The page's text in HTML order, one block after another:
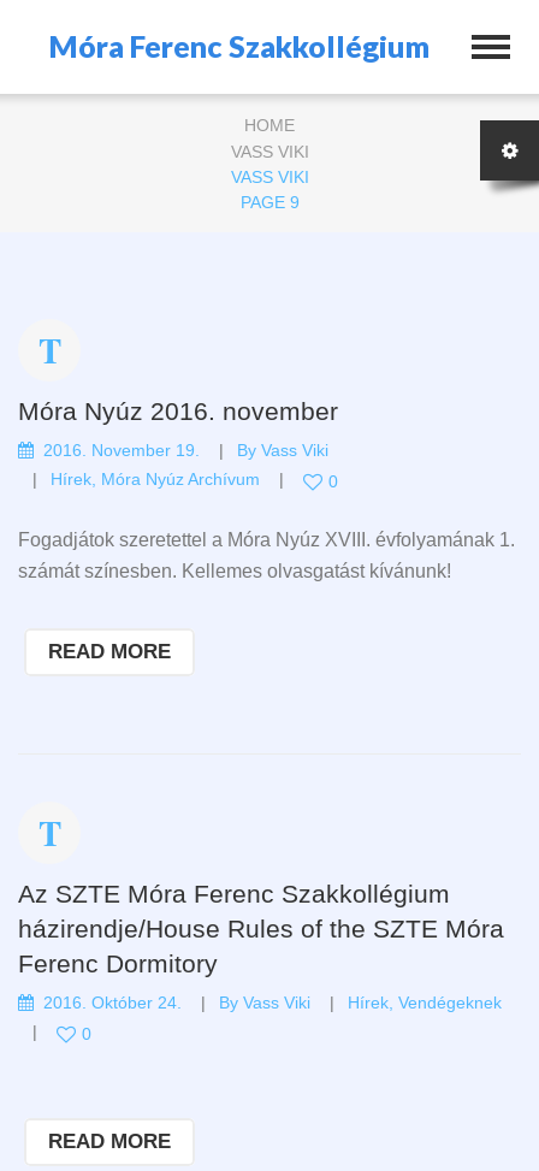
Móra Ferenc Szakkollégium
HOME
VASS VIKI
VASS VIKI
PAGE 9
Móra Nyúz 2016. november
2016. November 19. By Vass Viki
Hírek, Móra Nyúz Archívum 0
Fogadjátok szeretettel a Móra Nyúz XVIII. évfolyamának 1.
számát színesben. Kellemes olvasgatást kívánunk!
READ MORE
Az SZTE Móra Ferenc Szakkollégium
házirendje/House Rules of the SZTE Móra
Ferenc Dormitory
2016. Október 24. By Vass Viki Hírek, Vendégeknek
0
READ MORE